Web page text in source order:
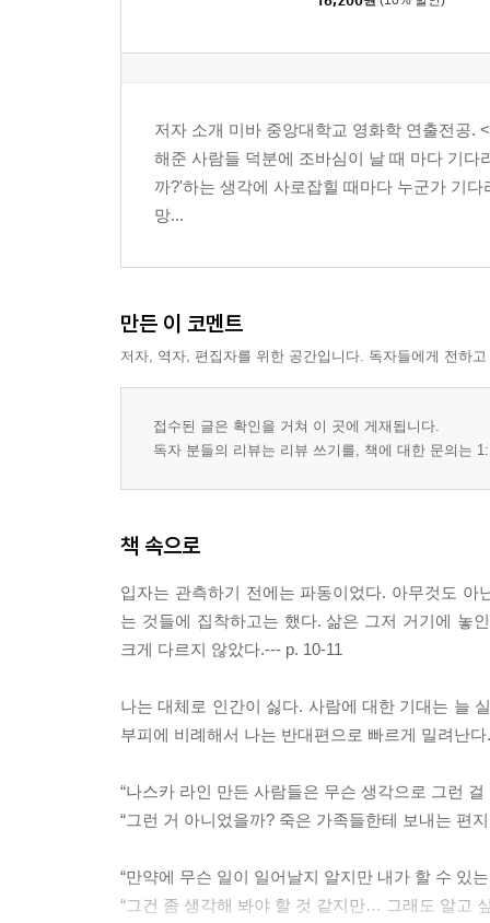
저자 소개 미바 중앙대학교 영화학 연출전공.
해준 사람들 덕분에 조바심이 날 때 마다 기
까?'하는 생각에 사로잡힐 때마다 누군가 기
망...
만든 이 코멘트
저자, 역자, 편집자를 위한 공간입니다. 독자들에게 전하
접수된 글은 확인을 거쳐 이 곳에 게재됩니다.
독자 분들의 리뷰는 리뷰 쓰기를, 책에 대한 문의는
책 속으로
입자는 관측하기 전에는 파동이었다. 아무것도
는 것들에 집착하고는 했다. 삶은 그저 거기에 놓
크게 다르지 않았다.--- p. 10-11
나는 대체로 인간이 싫다. 사람에 대한 기대는 늘
부피에 비례해서 나는 반대편으로 빠르게 밀려난
“나스카 라인 만든 사람들은 무슨 생각으로 그런 걸
“그런 거 아니었을까? 죽은 가족들한테 보내는 편
“만약에 무슨 일이 일어날지 알지만 내가 할 수 있
“그건 좀 생각해 봐야 할 것 같지만… 그래도 알고